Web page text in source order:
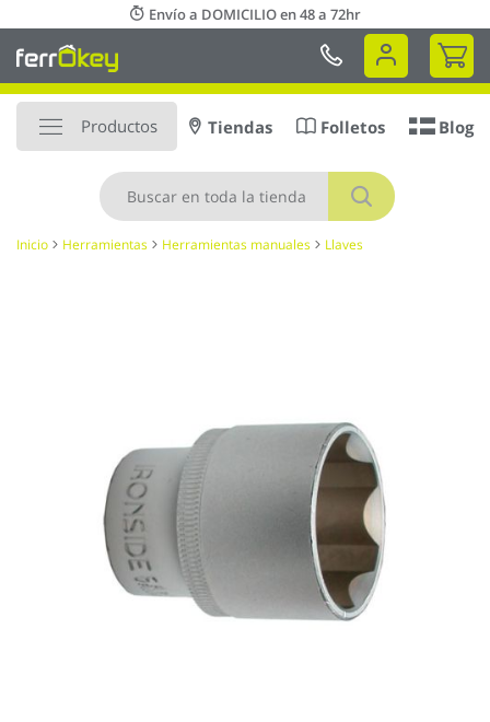
al
contenido
Envío a DOMICILIO en 48 a 72hr
Mi
Productos
Buscar
Tiendas Folletos Blog
Inicio Herramientas Herramientas manuales Llaves